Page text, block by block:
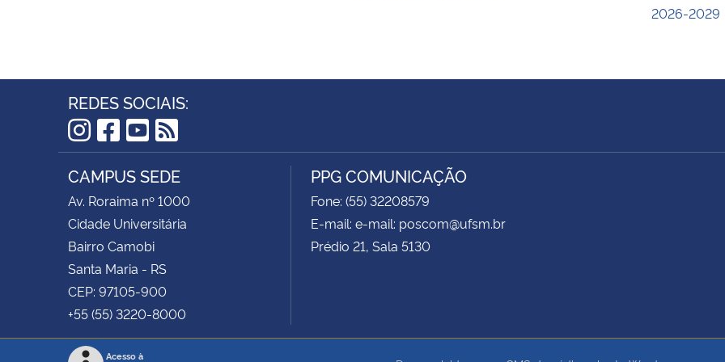
2026-2029
REDES SOCIAIS:
Instagram
Facebook
YouTube
RSS
CAMPUS SEDE
Av. Roraima nº 1000
Cidade Universitária
Bairro Camobi
Santa Maria - RS
CEP: 97105-900
+55 (55) 3220-8000
PPG COMUNICAÇÃO
Fone: (55) 32208579
E-mail: e-mail: poscom@ufsm.br
Prédio 21, Sala 5130
Acesso à